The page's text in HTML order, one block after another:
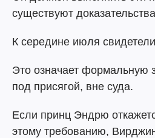
существуют
К середине июля
Это означает формальную
под присягой, вне суда.
Если принц Эндрю
этому требованию,